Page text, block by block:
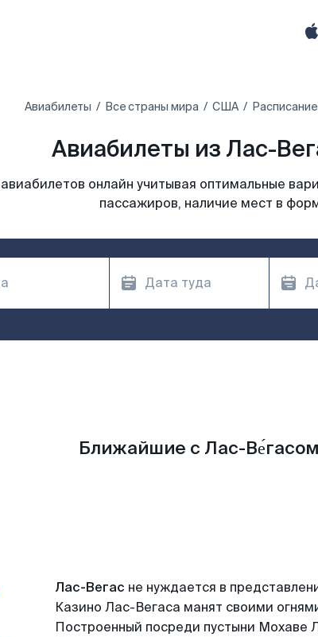
Авиабилеты Все страны мира США
Авиабилеты из Лас-
онлайн учитывая оптимальные
пассажиров, наличие мест в
Ближайшие с Лас-
Лас-Вегас не нуждается в
Казино Лас-Вегаса манят своими
Построенный посреди пустыни Мохаве